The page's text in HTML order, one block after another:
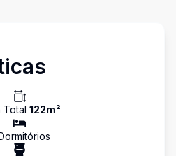
Total 122m²
s